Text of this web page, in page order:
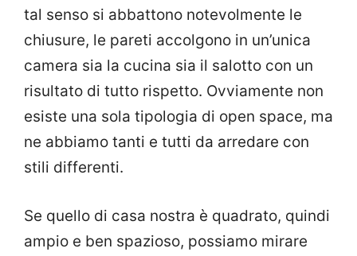
tal senso si abbattono notevolmente le
chiusure, le pareti accolgono in un’unica
camera sia la cucina sia il salotto con un
risultato di tutto rispetto. Ovviamente non
esiste una sola tipologia di open space, ma
ne abbiamo tanti e tutti da arredare con
stili differenti.
Se quello di casa nostra è quadrato, quindi
ampio e ben spazioso, possiamo mirare